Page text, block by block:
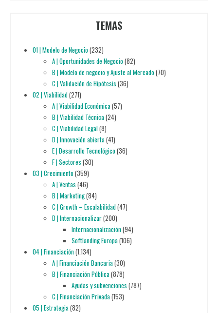
TEMAS
01 | Modelo de Negocio(232)
A | Oportunidades de Negocio(82)
B | Modelo de negocio y Ajuste al Mercado(70)
C | Validación de Hipótesis (36)
02 | Viabilidad(271)
A | Viabilidad Económica(57)
B | Viabilidad Técnica(24)
C | Viabilidad Legal(8)
D | Innovación abierta(41)
E | Desarrollo Tecnológico(36)
F | Sectores (30)
03 | Crecimiento(359)
A | Ventas (46)
B | Marketing(84)
C | Growth – Escalabilidad(47)
D | Internacionalizar(200)
Internacionalización(94)
Softlanding Europa(106)
04 | Financiación(1.134)
A | Financiación Bancaria(30)
B | Financiación Pública(878)
Ayudas y subvenciones (787)
C | Financiación Privada(153)
05 | Estrategia(82)